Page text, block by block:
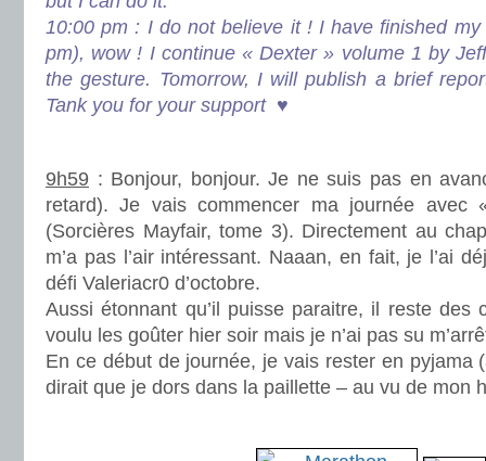
10:00 pm : I do not believe it ! I have finished
pm), wow ! I continue « Dexter » volume 1 by
the gesture. Tomorrow, I will publish a brief
Tank you for your support ♥
9h59 : Bonjour, bonjour. Je ne suis pas en
retard). Je vais commencer ma journée avec
(Sorcières Mayfair, tome 3). Directement au
m’a pas l’air intéressant. Naaan, en fait, je l’ai
défi Valeriacr0 d’octobre.
Aussi étonnant qu’il puisse paraitre, il reste des
voulu les goûter hier soir mais je n’ai pas su
En ce début de journée, je vais rester en pyjama
dirait que je dors dans la paillette – au vu de mon